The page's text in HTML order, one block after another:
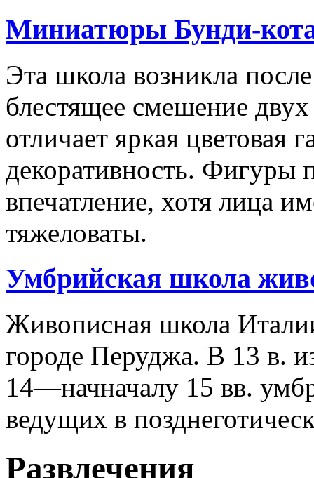
Миниатюры Бунди-
Эта школа возникла
блестящее смешение
отличает яркая цветовая
декоративность. Фигуры
впечатление, хотя лица
тяжеловаты.
Умбрийская школа
Живописная школа
городе Перуджа. В 13 в.
14—начначалу 15 вв.
ведущих в
Развлечения